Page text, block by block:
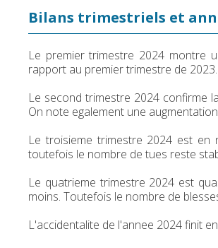
Bilans trimestriels et
Le premier trimestre 2024 montre
rapport au premier trimestre de
Le second trimestre 2024 confirme
On note egalement une
Le troisieme trimestre 2024 est
toutefois le nombre de tues reste
Le quatrieme trimestre 2024 est
moins. Toutefois le nombre de
L'accidentalite de l'annee 2024 finit